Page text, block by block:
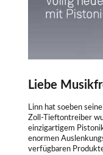
Liebe
Linn hat soeben
Zoll-Tieftontreiber
einzigartigem
enormen
verfügbaren